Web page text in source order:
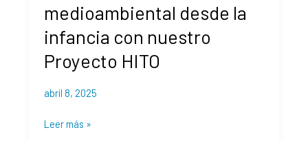
medioambiental desde la
infancia con nuestro
Proyecto HITO
abril 8, 2025
la
infancia
nuestro
HITO
Leer más »